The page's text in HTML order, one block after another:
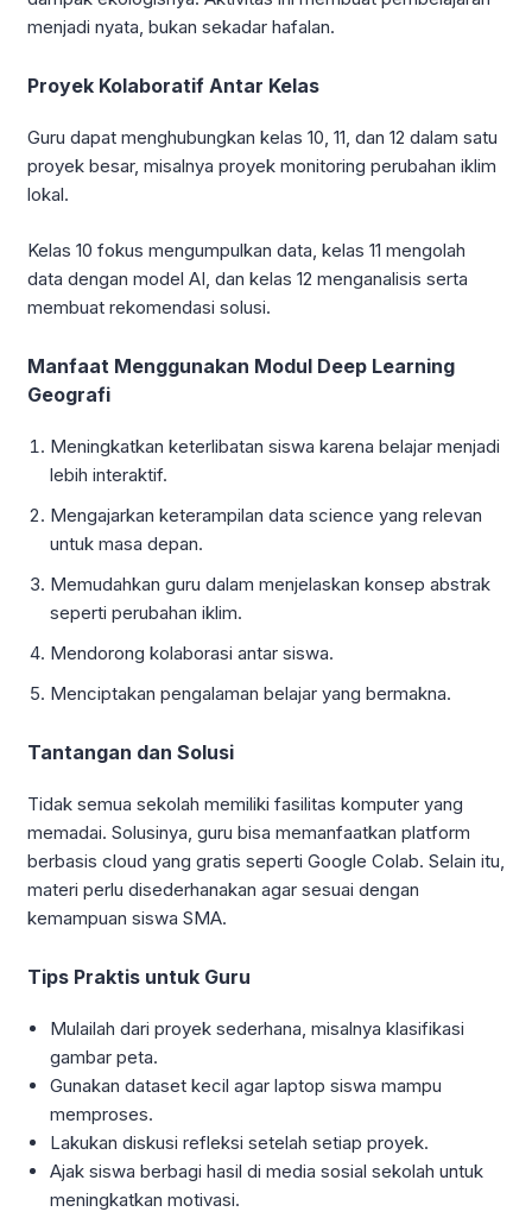
menjadi nyata, bukan sekadar hafalan.
Proyek Kolaboratif Antar Kelas
Guru dapat menghubungkan kelas 10, 11, dan 12 dalam satu
proyek besar, misalnya proyek monitoring perubahan iklim
lokal.
Kelas 10 fokus mengumpulkan data, kelas 11 mengolah
data dengan model AI, dan kelas 12 menganalisis serta
membuat rekomendasi solusi.
Manfaat Menggunakan Modul Deep Learning
Geografi
Meningkatkan keterlibatan siswa karena belajar menjadi
lebih interaktif.
Mengajarkan keterampilan data science yang relevan
untuk masa depan.
Memudahkan guru dalam menjelaskan konsep abstrak
seperti perubahan iklim.
Mendorong kolaborasi antar siswa.
Menciptakan pengalaman belajar yang bermakna.
Tantangan dan Solusi
Tidak semua sekolah memiliki fasilitas komputer yang
memadai. Solusinya, guru bisa memanfaatkan platform
berbasis cloud yang gratis seperti Google Colab. Selain itu,
materi perlu disederhanakan agar sesuai dengan
kemampuan siswa SMA.
Tips Praktis untuk Guru
Mulailah dari proyek sederhana, misalnya klasifikasi
gambar peta.
Gunakan dataset kecil agar laptop siswa mampu
memproses.
Lakukan diskusi refleksi setelah setiap proyek.
Ajak siswa berbagi hasil di media sosial sekolah untuk
meningkatkan motivasi.